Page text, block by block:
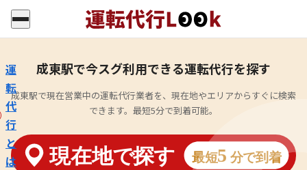
運
転
代
行
と
は
成東駅で今スグ利用できる運転代行を探す
成東駅で現在営業中の運転代行業者を、現在地やエリアからすぐに検索
できます。最短5分で到着可能。